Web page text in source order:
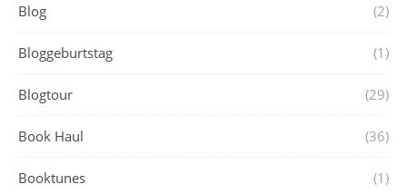
Blog (2)
Bloggeburtstag (1)
Blogtour (29)
Book Haul (36)
Booktunes (1)